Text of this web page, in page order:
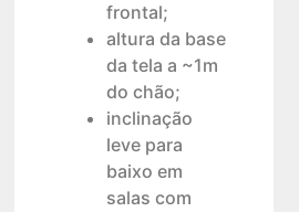
frontal;
altura da base
da tela a ~1m
do chão;
inclinação
leve para
baixo em
salas com